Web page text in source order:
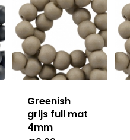
Greenish
grijs full mat
4mm